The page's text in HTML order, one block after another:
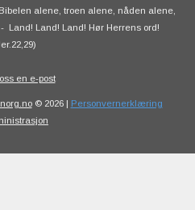
alene, troen alene, nåden alene,
- Land! Land! Land! Hør Herrens ord!
en e-post
© 2026 | Personvernerklæring